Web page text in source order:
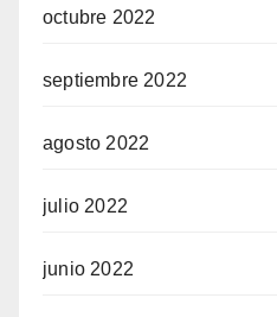
octubre 2022
septiembre 2022
agosto 2022
julio 2022
junio 2022